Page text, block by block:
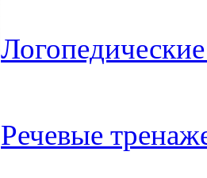
Речевые